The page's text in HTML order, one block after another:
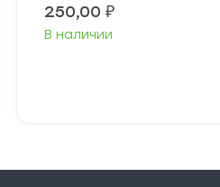
250,00 ₽
В наличии